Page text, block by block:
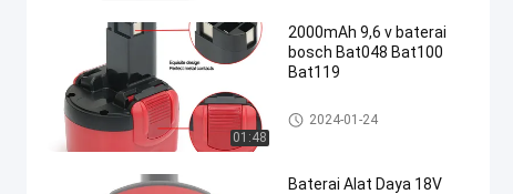
01:48
2000mAh 9,6 v baterai
bosch Bat048 Bat100
Bat119
Baterai Alat Listrik Bosch
2024-01-24
Baterai Alat Daya 18V